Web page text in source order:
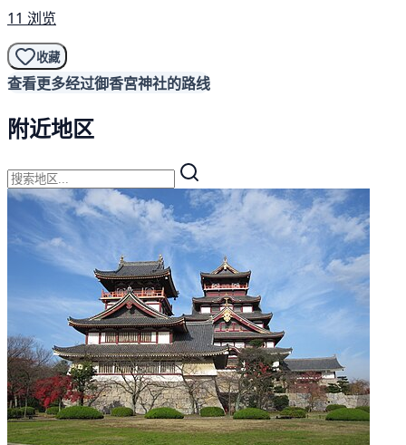
11 浏览
收藏
查看更多经过御香宮神社的路线
附近地区